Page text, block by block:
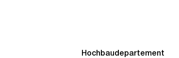
Hochbaudepartement